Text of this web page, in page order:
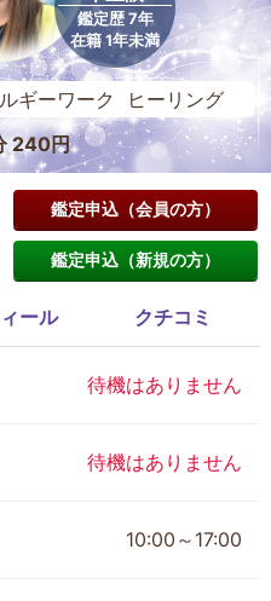
鑑定歴 7年
在籍 1年未満
ギーワーク ヒーリング
240円
鑑定申込（会員の方）
鑑定申込（新規の方）
ール クチコミ
待機はありません
待機はありません
10:00～17:00